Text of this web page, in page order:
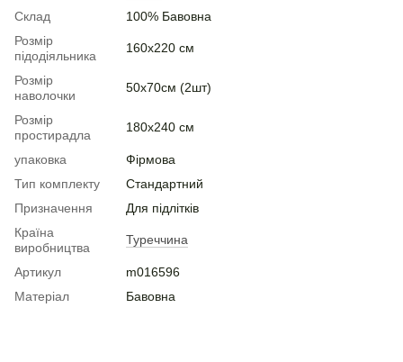
Склад
100% Бавовна
Розмір
підодіяльника
160х220 см
Розмір
наволочки
50х70см (2шт)
Розмір
простирадла
180х240 см
упаковка
Фірмова
Тип комплекту
Стандартний
Призначення
Для підлітків
Країна
виробництва
Туреччина
Артикул
m016596
Матеріал
Бавовна